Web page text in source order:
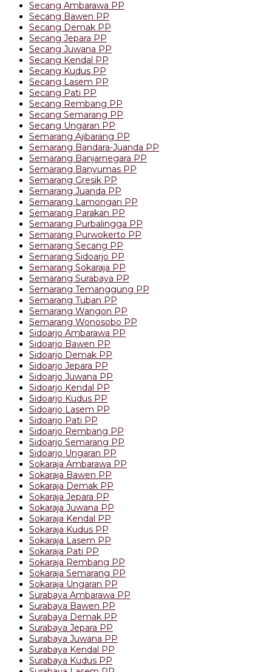
Secang Ambarawa PP
Secang Bawen PP
Secang Demak PP
Secang Jepara PP
Secang Juwana PP
Secang Kendal PP
Secang Kudus PP
Secang Lasem PP
Secang Pati PP
Secang Rembang PP
Secang Semarang PP
Secang Ungaran PP
Semarang Ajibarang PP
Semarang Bandara-Juanda PP
Semarang Banjarnegara PP
Semarang Banyumas PP
Semarang Gresik PP
Semarang Juanda PP
Semarang Lamongan PP
Semarang Parakan PP
Semarang Purbalingga PP
Semarang Purwokerto PP
Semarang Secang PP
Semarang Sidoarjo PP
Semarang Sokaraja PP
Semarang Surabaya PP
Semarang Temanggung PP
Semarang Tuban PP
Semarang Wangon PP
Semarang Wonosobo PP
Sidoarjo Ambarawa PP
Sidoarjo Bawen PP
Sidoarjo Demak PP
Sidoarjo Jepara PP
Sidoarjo Juwana PP
Sidoarjo Kendal PP
Sidoarjo Kudus PP
Sidoarjo Lasem PP
Sidoarjo Pati PP
Sidoarjo Rembang PP
Sidoarjo Semarang PP
Sidoarjo Ungaran PP
Sokaraja Ambarawa PP
Sokaraja Bawen PP
Sokaraja Demak PP
Sokaraja Jepara PP
Sokaraja Juwana PP
Sokaraja Kendal PP
Sokaraja Kudus PP
Sokaraja Lasem PP
Sokaraja Pati PP
Sokaraja Rembang PP
Sokaraja Semarang PP
Sokaraja Ungaran PP
Surabaya Ambarawa PP
Surabaya Bawen PP
Surabaya Demak PP
Surabaya Jepara PP
Surabaya Juwana PP
Surabaya Kendal PP
Surabaya Kudus PP